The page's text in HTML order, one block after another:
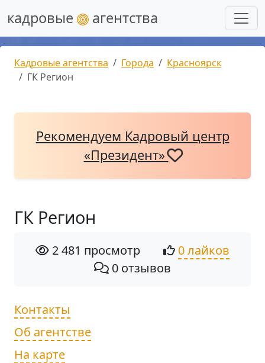
кадровые агентства
Кадровые агентства Города
Красноярск
ГК Регион
Рекомендуем Кадровый центр
«Президент»
ГК Регион
2 481 просмотр
0 лайков
0 отзывов
Контакты
Об агентстве
На карте